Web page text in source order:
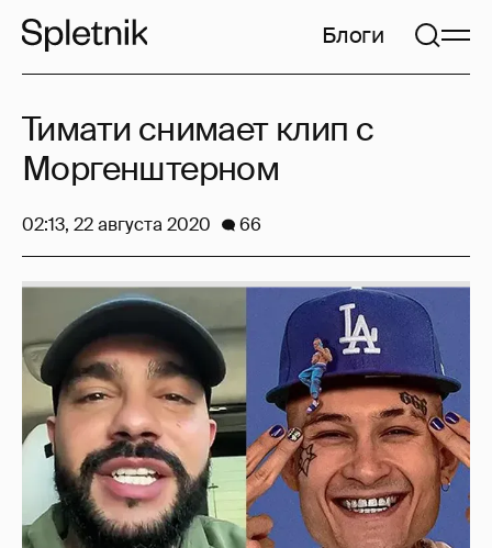
Блоги
Тимати снимает клип с
Моргенштерном
02:13, 22 августа 2020 66